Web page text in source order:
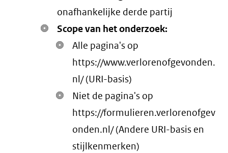
onafhankelijke derde partij
Scope van het onderzoek:
Alle pagina's op
https://www.verlorenofgevonden.
nl/ (URI-basis)
Niet de pagina's op
https://formulieren.verlorenofgev
onden.nl/ (Andere URI-basis en
stijlkenmerken)